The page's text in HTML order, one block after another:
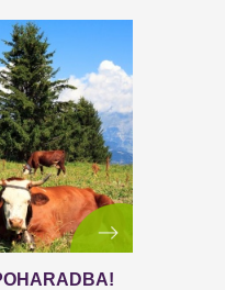
OMEGA-3 HIÁNYT!
A SZEMED
sok az omega-3, de mi
Kattints és tudd meg!